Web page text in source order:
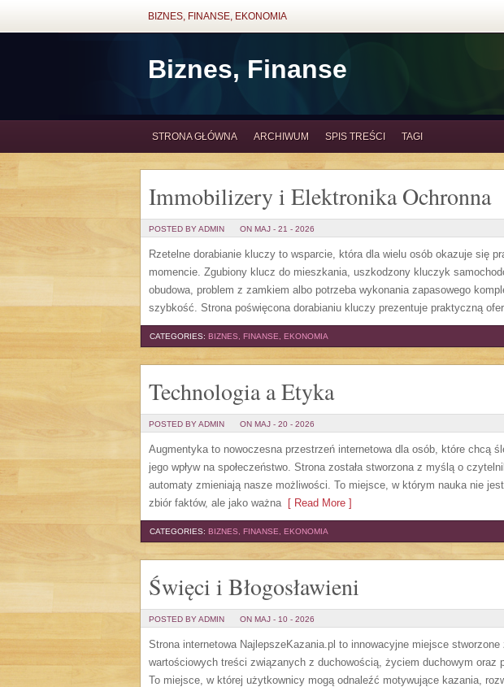
BIZNES, FINANSE, EKONOMIA
Biznes, Finanse
STRONA GŁÓWNA ARCHIWUM SPIS TREŚCI TAGI
Immobilizery i Elektronika Ochronna
POSTED BY ADMIN ON MAJ - 21 - 2026
Rzetelne dorabianie kluczy to wsparcie, która dla wielu osób okazuje się
momencie. Zgubiony klucz do mieszkania, uszkodzony kluczyk
obudowa, problem z zamkiem albo potrzeba wykonania zapasowego
szybkość. Strona poświęcona dorabianiu kluczy prezentuje praktyczną
CATEGORIES: BIZNES, FINANSE, EKONOMIA
Technologia a Etyka
POSTED BY ADMIN ON MAJ - 20 - 2026
Augmentyka to nowoczesna przestrzeń internetowa dla osób, które chcą
jego wpływ na społeczeństwo. Strona została stworzona z myślą o
automaty zmieniają nasze możliwości. To miejsce, w którym nauka nie
zbiór faktów, ale jako ważna[ Read More ]
CATEGORIES: BIZNES, FINANSE, EKONOMIA
Święci i Błogosławieni
POSTED BY ADMIN ON MAJ - 10 - 2026
Strona internetowa NajlepszeKazania.pl to innowacyjne miejsce
wartościowych treści związanych z duchowością, życiem duchowym oraz
To miejsce, w której użytkownicy mogą odnaleźć motywujące kazania,